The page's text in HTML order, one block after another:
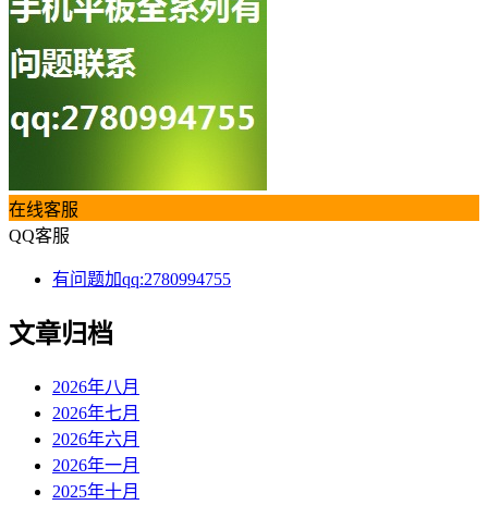
在线客服
QQ客服
有问题加qq:2780994755
文章归档
2026年八月
2026年七月
2026年六月
2026年一月
2025年十月